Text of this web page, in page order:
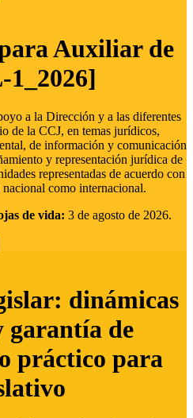
Auxiliar de
a la Dirección y a las diferentes
de la CCJ, en temas jurídicos,
de información y comunicación
y representación jurídica de
representadas de acuerdo con
como internacional.
de vida: 3 de agosto de 2026.
dinámicas
garantía de
práctico para